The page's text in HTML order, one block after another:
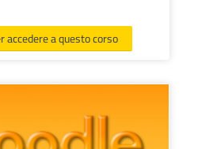
accedere a questo corso